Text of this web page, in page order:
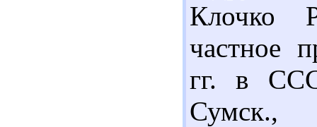
Клочко
частное
гг. в